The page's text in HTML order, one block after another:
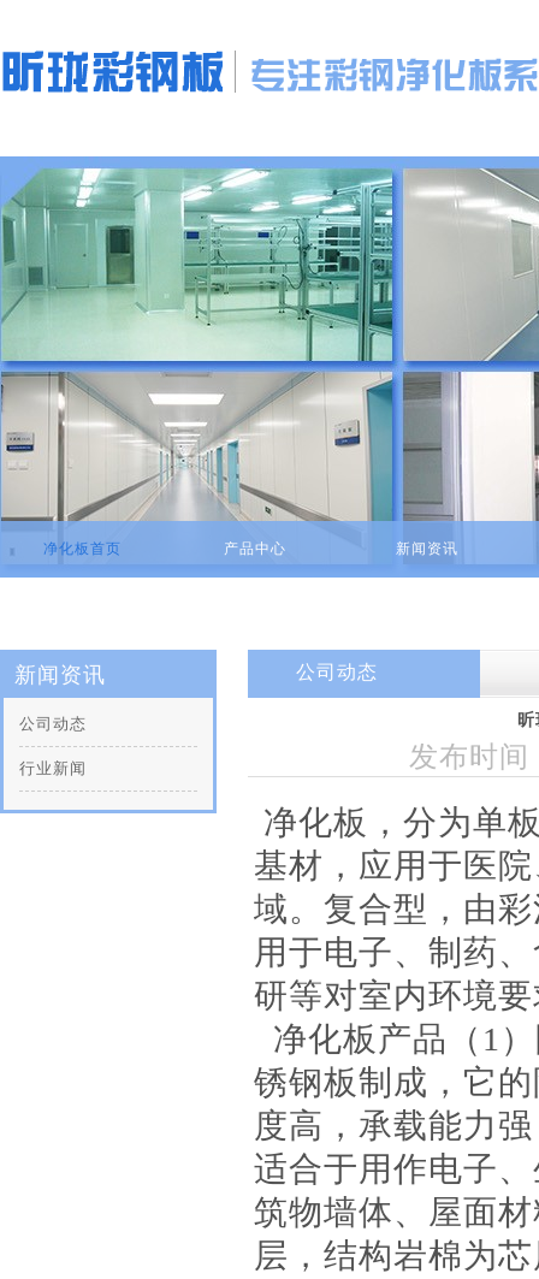
净化板首页 产品中心 新闻资讯
新闻资讯
公司动态
行业新闻
公司动态
发布时间
净化板，分为单
基材，应用于医
域。复合型，由
用于电子、制药
研等对室内环境
净化板产品（1
锈钢板制成，它
度高，承载能力
适合于用作电子
筑物墙体、屋面
层，结构岩棉为